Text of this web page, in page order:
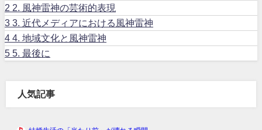
2 2. 風神雷神の芸術的表現
3 3. 近代メディアにおける風神雷神
4 4. 地域文化と風神雷神
5 5. 最後に
人気記事